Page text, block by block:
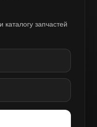
каталогу запчастей